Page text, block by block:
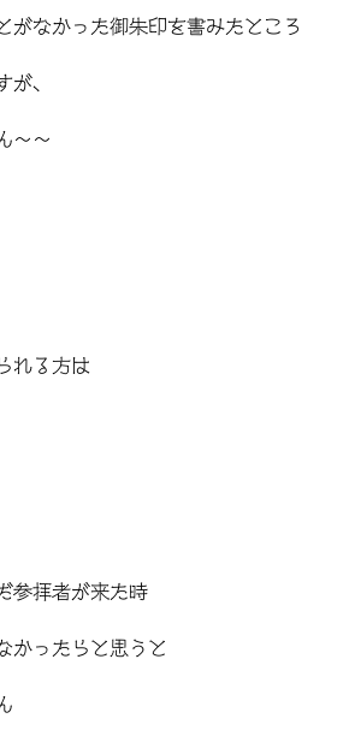
がなかった御朱印を書みたところ
が、
～～
れる方は
参拝者が来た時
かったらと思うと